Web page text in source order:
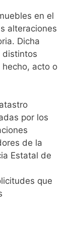
en el
alteraciones
Dicha
distintos
acto o
por los
de la
Estatal de
que